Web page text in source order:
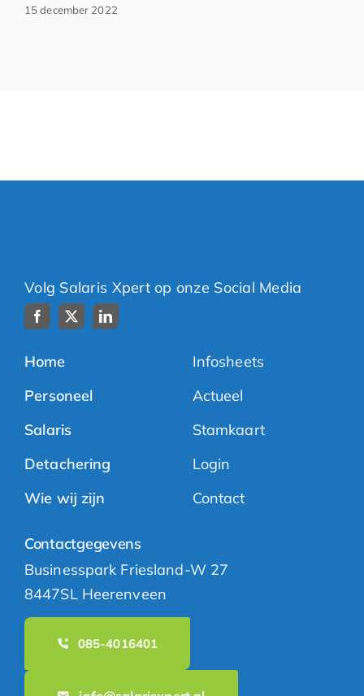
15 december 2022
Volg Salaris Xpert op onze Social Media
Home
Personeel
Salaris
Detachering
Wie wij zijn
Infosheets
Actueel
Stamkaart
Login
Contact
Contactgegevens
Businesspark Friesland-W 27
8447SL Heerenveen
085-4016401